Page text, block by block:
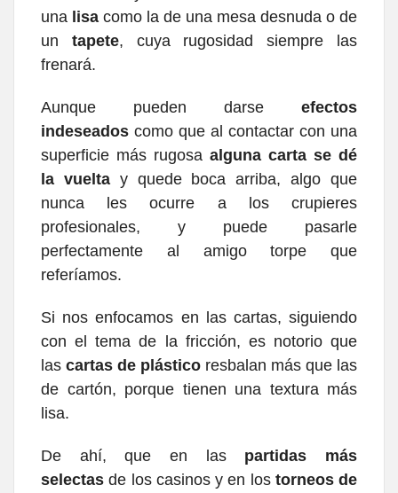
una lisa como la de una mesa desnuda o de
un tapete, cuya rugosidad siempre las
frenará.
Aunque pueden darse efectos
indeseados como que al contactar con una
superficie más rugosa alguna carta se dé
la vueltay quede boca arriba, algo que
nunca les ocurre a los crupieres
profesionales, y puede pasarle
perfectamente al amigo torpe que
referíamos.
Si nos enfocamos en las cartas, siguiendo
con el tema de la fricción, es notorio que
las cartas de plástico resbalan más que las
de cartón, porque tienen una textura más
lisa.
De ahí, que en las partidas más
selectas de los casinos y en los torneos de